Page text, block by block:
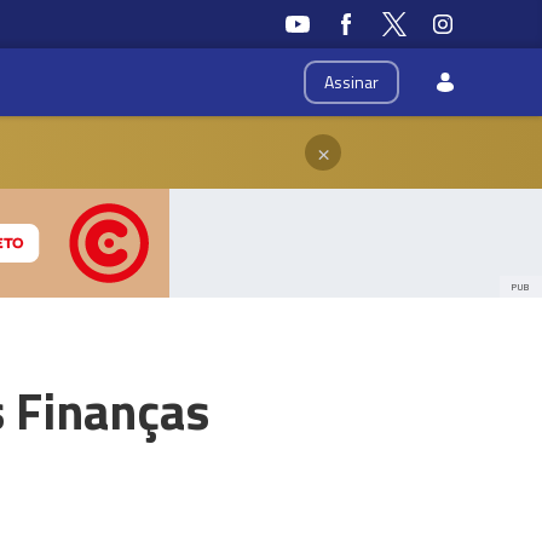
Assinar
×
PUB